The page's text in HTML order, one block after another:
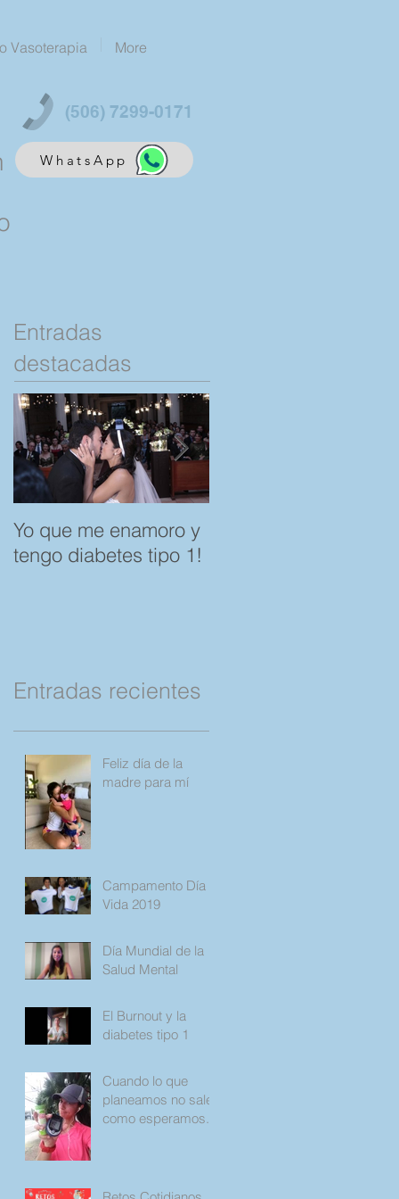
Vasoterapia More
(506) 7299-0171
WhatsApp
Entradas
destacadas
Yo que me enamoro y
tengo diabetes tipo 1!
Entradas recientes
Feliz día de la
madre para mí
Campamento Día
Vida 2019
Día Mundial de la
Salud Mental
El Burnout y la
diabetes tipo 1
Cuando lo que
planeamos no sale
como esperamos.